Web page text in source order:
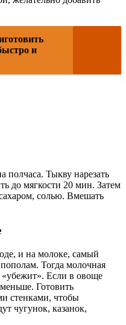
и
Тыкву нарезать
до мягкости 20 мин. Затем
солью. Вмешать
и на молоке, самый
Тогда молочная
Если в овоще
Готовить
стенками, чтобы
чугунок, казанок,